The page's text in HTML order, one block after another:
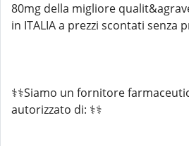
80mg della migliore
in ITALIA a prezzi scontati senza
⚕️⚕️Siamo un fornitore
autorizzato di: ⚕️⚕️